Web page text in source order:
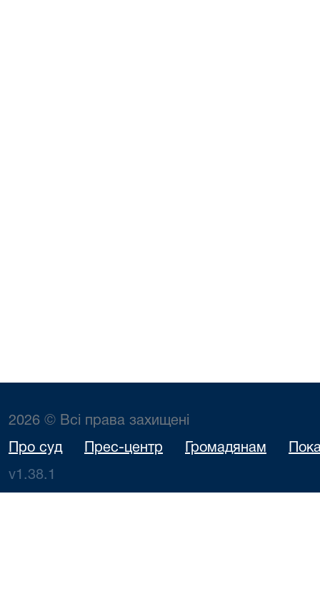
2026 © Всі права захищені
Про суд Прес-центр Громадянам
v1.38.1